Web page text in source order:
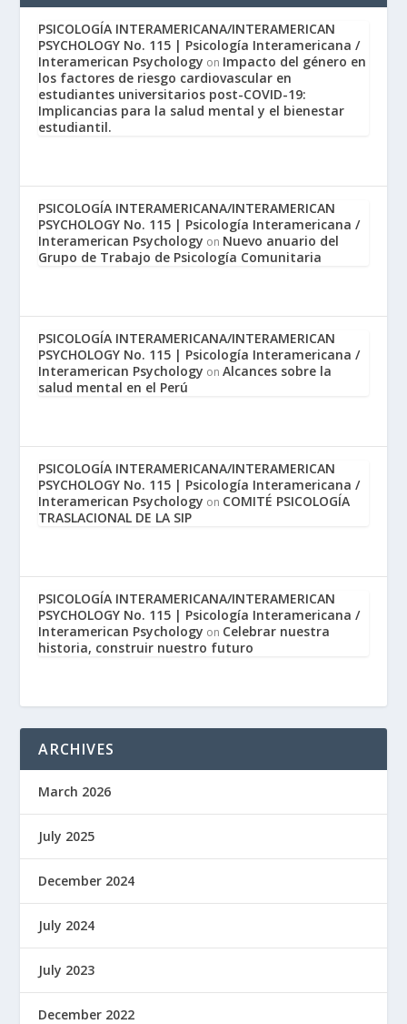
PSICOLOGÍA INTERAMERICANA/INTERAMERICAN
PSYCHOLOGY No. 115 | Psicología Interamericana /
Interamerican Psychology on Impacto del género en
los factores de riesgo cardiovascular en
estudiantes universitarios post-COVID-19:
Implicancias para la salud mental y el bienestar
estudiantil.
PSICOLOGÍA INTERAMERICANA/INTERAMERICAN
PSYCHOLOGY No. 115 | Psicología Interamericana /
Interamerican Psychology on Nuevo anuario del
Grupo de Trabajo de Psicología Comunitaria
PSICOLOGÍA INTERAMERICANA/INTERAMERICAN
PSYCHOLOGY No. 115 | Psicología Interamericana /
Interamerican Psychology onAlcances sobre la
salud mental en el Perú
PSICOLOGÍA INTERAMERICANA/INTERAMERICAN
PSYCHOLOGY No. 115 | Psicología Interamericana /
Interamerican Psychology on COMITÉ PSICOLOGÍA
TRASLACIONAL DE LA SIP
PSICOLOGÍA INTERAMERICANA/INTERAMERICAN
PSYCHOLOGY No. 115 | Psicología Interamericana /
Interamerican Psychology on Celebrar nuestra
historia, construir nuestro futuro
ARCHIVES
March 2026
July 2025
December 2024
July 2024
July 2023
December 2022